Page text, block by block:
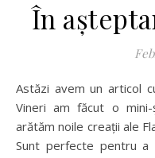
În
Astăzi avem un articol
Vineri am făcut o
arătăm noile creații ale
Sunt perfecte pentru a